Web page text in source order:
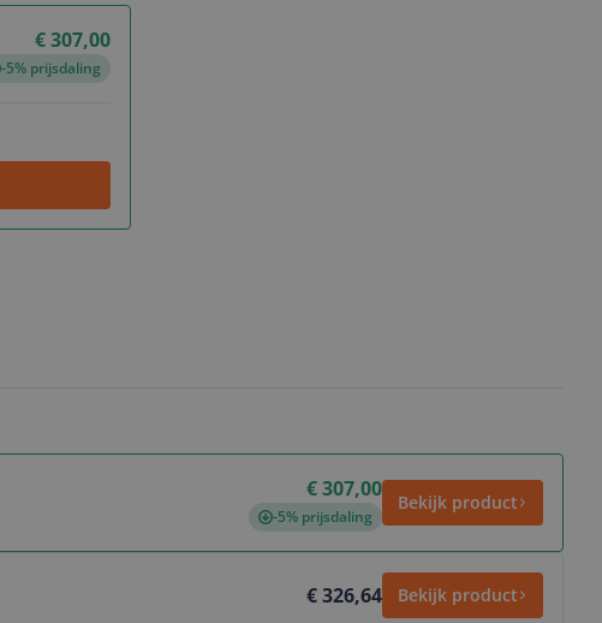
€ 307,00
-5% prijsdaling
€ 307,00
-5% prijsdaling
Bekijk product
€ 326,64 Bekijk product